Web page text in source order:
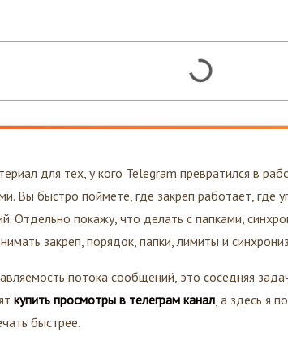
для тех, у кого Telegram превратился в
Вы быстро поймете, где закреп работает, где
Отдельно покажу, что делать с папками,
закреп, порядок, папки, лимиты и
потока сообщений, это соседняя
купить просмотры в телеграм канал
быстрее.